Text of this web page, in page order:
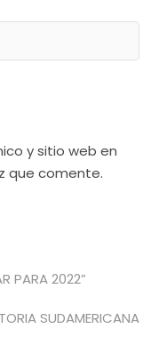
y sitio web en
que comente.
PARA 2022”
SUDAMERICANA